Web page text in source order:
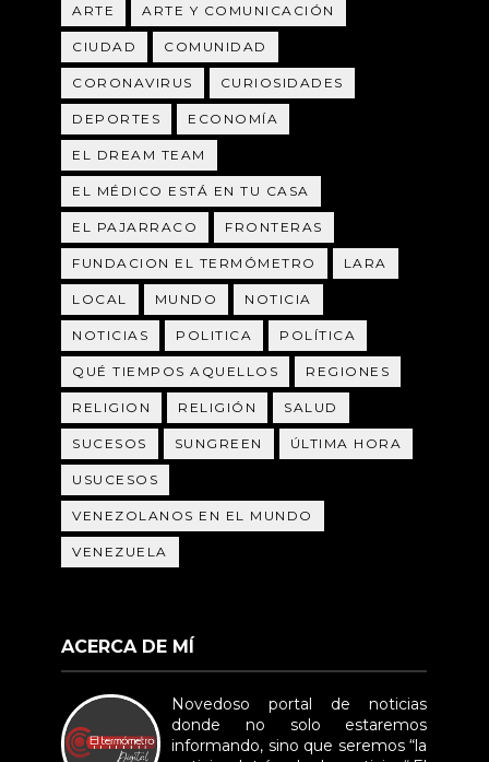
ARTE ARTE Y COMUNICACIÓN
CIUDAD COMUNIDAD
CORONAVIRUS CURIOSIDADES
DEPORTES ECONOMÍA
EL DREAM TEAM
EL MÉDICO ESTÁ EN TU CASA
EL PAJARRACO FRONTERAS
FUNDACION EL TERMÓMETRO LARA
LOCAL MUNDO NOTICIA
NOTICIAS POLITICA POLÍTICA
QUÉ TIEMPOS AQUELLOS REGIONES
RELIGION RELIGIÓN SALUD
SUCESOS SUNGREEN ÚLTIMA HORA
USUCESOS
VENEZOLANOS EN EL MUNDO
VENEZUELA
ACERCA DE MÍ
Novedoso portal de noticias
donde no solo estaremos
informando, sino que seremos “la